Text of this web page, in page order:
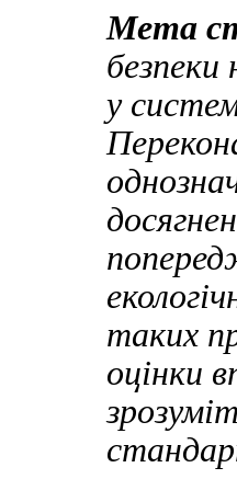
Мета
у
таких
оцінки